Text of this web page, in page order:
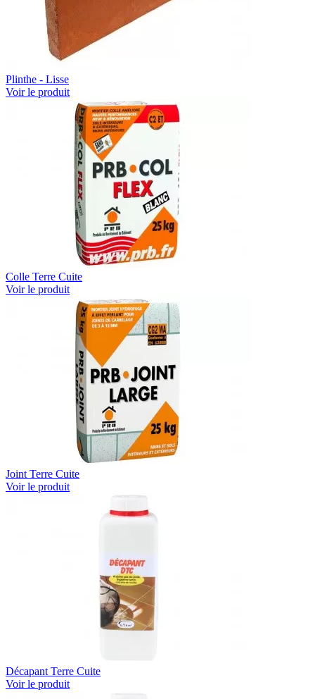
Plinthe - Lisse
Voir le produit
Colle Terre Cuite
Voir le produit
Joint Terre Cuite
Voir le produit
Décapant Terre Cuite
Voir le produit